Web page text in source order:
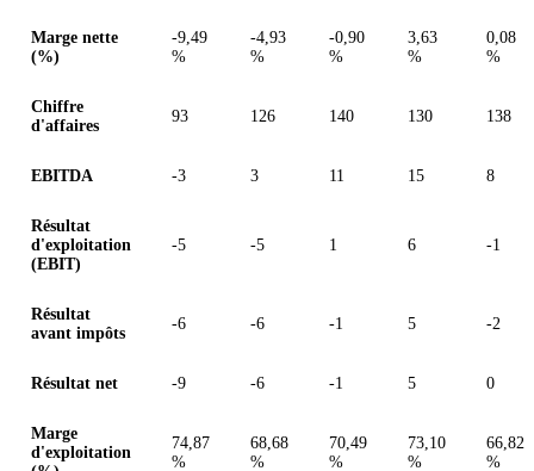
Marge nette
(%)
-9,49
%
-4,93
%
-0,90
%
3,63
%
0,08
%
Chiffre
d'affaires
93 126 140 130 138
EBITDA -3 3 11 15 8
Résultat
d'exploitation
(EBIT)
-5 -5 1 6 -1
Résultat
avant impôts
-6 -6 -1 5 -2
Résultat net -9 -6 -1 5 0
Marge
d'exploitation
74,87
%
68,68
%
70,49
%
73,10
%
66,82
%